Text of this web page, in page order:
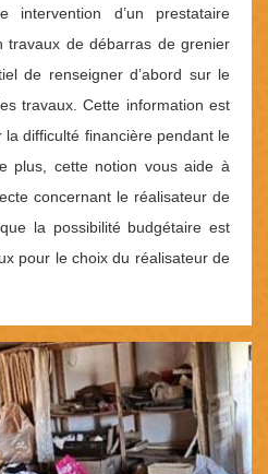
intervention d’un prestataire
travaux de débarras de grenier
de renseigner d’abord sur le
travaux. Cette information est
difficulté financière pendant le
plus, cette notion vous aide à
concernant le réalisateur de
la possibilité budgétaire est
pour le choix du réalisateur de